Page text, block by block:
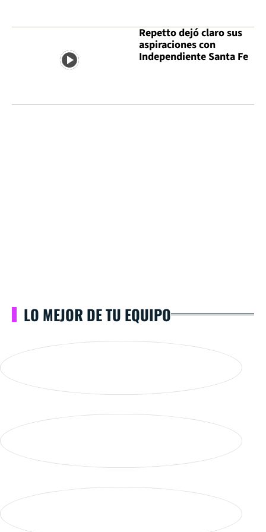
Repetto dejó claro sus
aspiraciones con
Independiente Santa Fe
LO MEJOR DE TU EQUIPO